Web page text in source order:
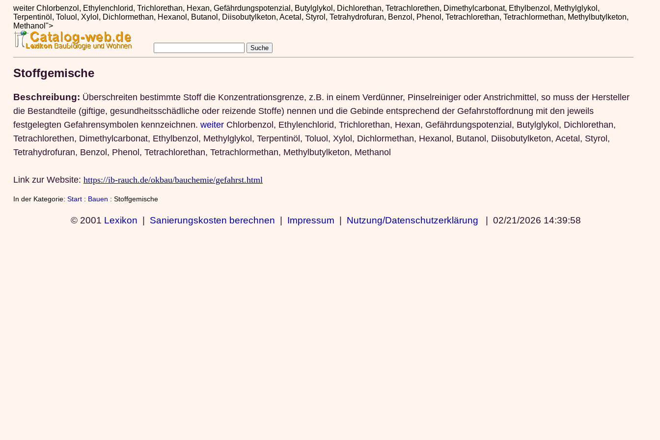
weiter Chlorbenzol, Ethylenchlorid, Trichlorethan, Hexan, Gefährdungspotenzial, Butylglykol, Dichlorethan, Tetrachlorethen, Dimethylcarbonat, Ethylbenzol, Methylglykol,
Terpentinöl, Toluol, Xylol, Dichlormethan, Hexanol, Butanol, Diisobutylketon, Acetal, Styrol, Tetrahydrofuran, Benzol, Phenol, Tetrachlorethan, Tetrachlormethan, Methylbutylketon,
Methanol">
Stoffgemische
Beschreibung: Überschreiten bestimmte Stoff die Konzentrationsgrenze, z.B. in einem Verdünner, Pinselreiniger oder Anstrichmittel, so muss der Hersteller
die Bestandteile (giftige, gesundheitsschädliche oder reizende Stoffe) nennen und die Gebinde entsprechend der Gefahrstoffordnung mit den jeweils
festgelegten Gefahrensymbolen kennzeichnen. weiterChlorbenzol, Ethylenchlorid, Trichlorethan, Hexan, Gefährdungspotenzial, Butylglykol, Dichlorethan,
Tetrachlorethen, Dimethylcarbonat, Ethylbenzol, Methylglykol, Terpentinöl, Toluol, Xylol, Dichlormethan, Hexanol, Butanol, Diisobutylketon, Acetal, Styrol,
Tetrahydrofuran, Benzol, Phenol, Tetrachlorethan, Tetrachlormethan, Methylbutylketon, Methanol
Link zur Website: https://ib-rauch.de/okbau/bauchemie/gefahrst.html
In der Kategorie: Start: Bauen : Stoffgemische
© 2001 Lexikon | Sanierungskosten berechnen | Impressum | Nutzung/Datenschutzerklärung |02/21/2026 14:39:58